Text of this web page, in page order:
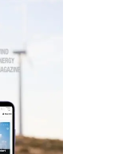
hemen
ile büyümenin,
faydası ve gururu